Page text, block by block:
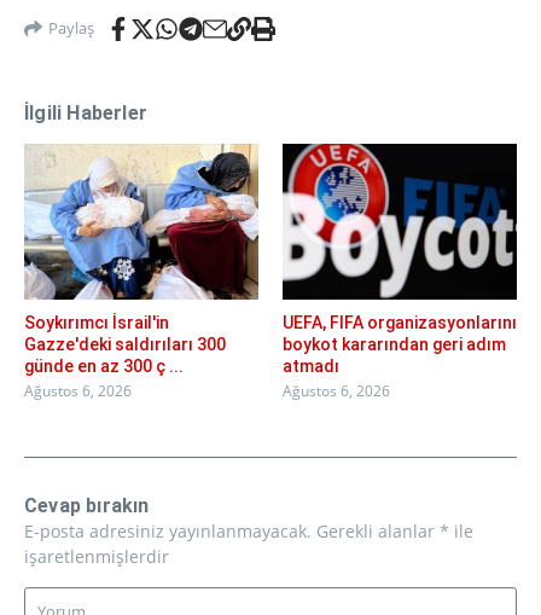
Paylaş
İlgili Haberler
Soykırımcı İsrail'in
Gazze'deki saldırıları 300
günde en az 300 ç ...
Ağustos 6, 2026
UEFA, FIFA organizasyonlarını
boykot kararından geri adım
atmadı
Ağustos 6, 2026
Cevap bırakın
E-posta adresiniz yayınlanmayacak. Gerekli alanlar * ile
işaretlenmişlerdir